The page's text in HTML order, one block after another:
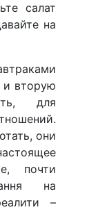
салат
на
и вторую
для
они
почти
на
–